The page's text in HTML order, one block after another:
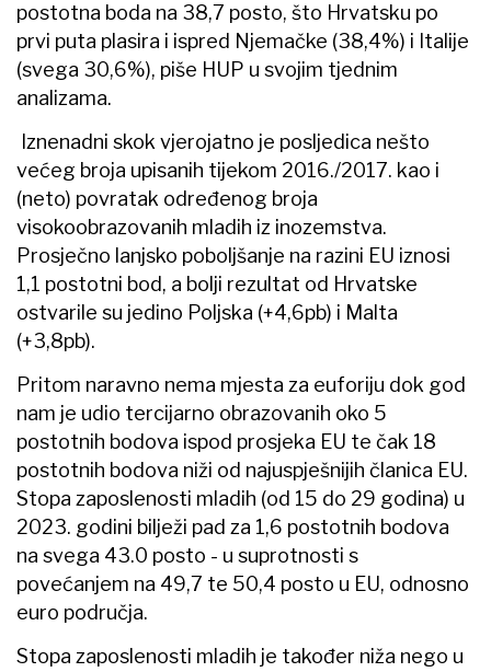
postotna boda na 38,7 posto, što Hrvatsku po
prvi puta plasira i ispred Njemačke (38,4%) i Italije
(svega 30,6%), piše HUP u svojim tjednim
analizama.
Iznenadni skok vjerojatno je posljedica nešto
većeg broja upisanih tijekom 2016./2017. kao i
(neto) povratak određenog broja
visokoobrazovanih mladih iz inozemstva.
Prosječno lanjsko poboljšanje na razini EU iznosi
1,1 postotni bod, a bolji rezultat od Hrvatske
ostvarile su jedino Poljska (+4,6pb) i Malta
(+3,8pb).
Pritom naravno nema mjesta za euforiju dok god
nam je udio tercijarno obrazovanih oko 5
postotnih bodova ispod prosjeka EU te čak 18
postotnih bodova niži od najuspješnijih članica EU.
Stopa zaposlenosti mladih (od 15 do 29 godina) u
2023. godini bilježi pad za 1,6 postotnih bodova
na svega 43.0 posto - u suprotnosti s
povećanjem na 49,7 te 50,4 posto u EU, odnosno
euro područja.
Stopa zaposlenosti mladih je također niža nego u